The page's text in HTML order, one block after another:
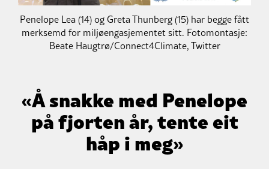
Penelope Lea (14) og Greta Thunberg (15) har begge fått
merksemd for miljøengasjementet sitt. Fotomontasje:
Beate Haugtrø/Connect4Climate, Twitter
«Å snakke med Penelope
på fjorten år, tente eit
håp i meg»